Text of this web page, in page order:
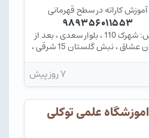
آموزش کاراته در سطح قهرمانی
۹۸۹۳۵۶۰۱۱۵۵۳
آدرس: شهرک 110 ، بلوار سعدی ، بعد از
میدان عشاق ، نبش گلستان 15 شرقی ،
۷ روز پیش
اموزشگاه علمی توکلی